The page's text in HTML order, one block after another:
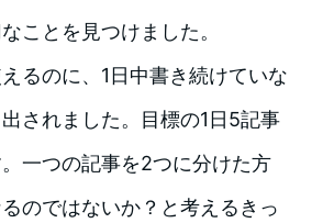
ことを見つけました。
るのに、1日中書き続けていな
されました。目標の1日5記事
一つの記事を2つに分けた方
のではないか？と考えるきっ